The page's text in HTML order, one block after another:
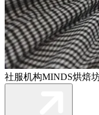
社服机构MINDS烘焙